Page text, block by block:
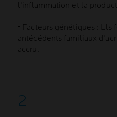
l'inflammation et la
• Facteurs génétiques : Lls
antécédents familiaux
accru.